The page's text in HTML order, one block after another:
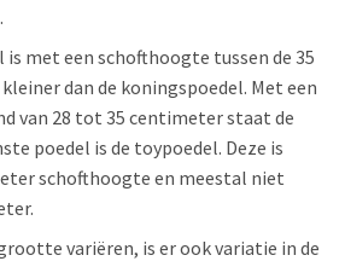
is met een schofthoogte tussen de 35
dan de koningspoedel. Met een
van 28 tot 35 centimeter staat de
poedel is de toypoedel. Deze is
schofthoogte en meestal niet
variëren, is er ook variatie in de